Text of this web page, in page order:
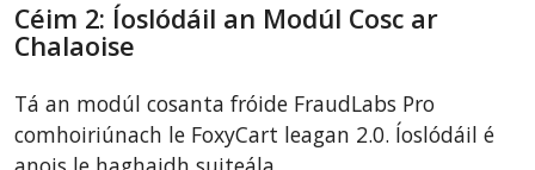
Céim 2: Íoslódáil an Modúl Cosc ar
Chalaoise
Tá an modúl cosanta fróide FraudLabs Pro
comhoiriúnach le FoxyCart leagan 2.0. Íoslódáil é